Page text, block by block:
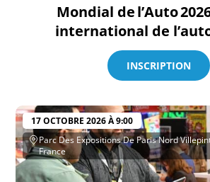
Mondial de l’Auto
international de
INSCRIPTION
17 OCTOBRE 2026 À 9:00
Parc Des Expositions De Paris Nord
France